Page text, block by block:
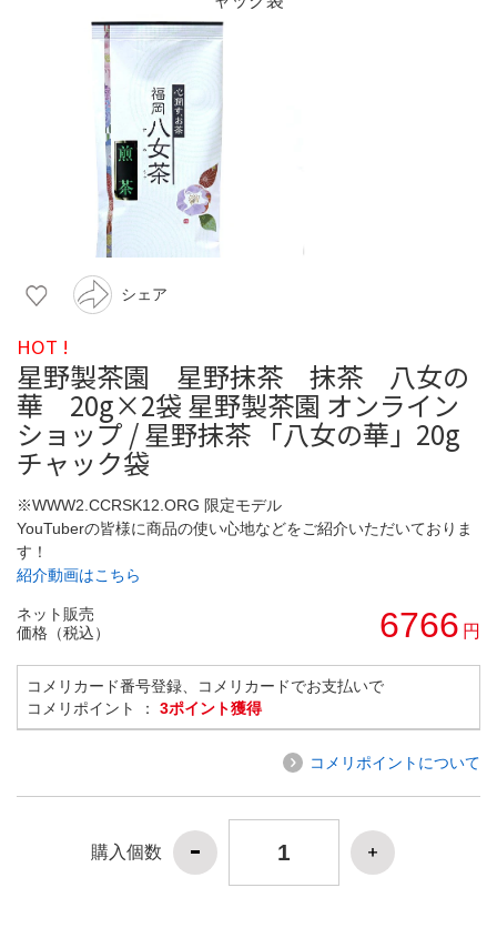
シェア
HOT !
星野製茶園 星野抹茶 抹茶 八女の
華 20g×2袋 星野製茶園 オンライン
ショップ / 星野抹茶 「八女の華」20g
チャック袋
※WWW2.CCRSK12.ORG 限定モデル
YouTuberの皆様に商品の使い心地などをご紹介いただいておりま
す！
紹介動画はこちら
ネット販売
価格（税込）
6766 円
コメリカード番号登録、コメリカードでお支払いで
コメリポイント ： 3ポイント獲得
コメリポイントについて
購入個数